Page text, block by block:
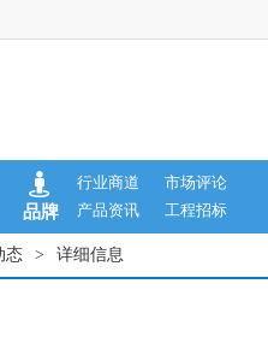
品牌
行业商道
市场评论
产品资讯
工程招标
态 > 详细信息